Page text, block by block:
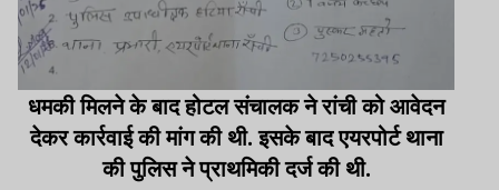
धमकी मिलने के बाद होटल संचालक ने रांची को आवेदन
देकर कार्रवाई की मांग की थी. इसके बाद एयरपोर्ट थाना
की पुलिस ने प्राथमिकी दर्ज की थी.